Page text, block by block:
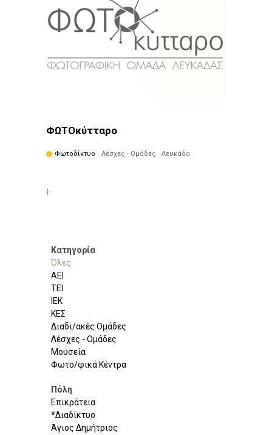
ΦΩΤΟκύτταρο
Φωτοδίκτυο · Λέσχες - Ομάδες · Λευκάδα
Κατηγορία
Όλες
ΑΕΙ
ΤΕΙ
ΙΕΚ
ΚΕΣ
Διαδι/ακές Ομάδες
Λέσχες - Ομάδες
Μουσεία
Φωτο/φικά Κέντρα
Πόλη
Επικράτεια
*Διαδίκτυο
Άγιος Δημήτριος